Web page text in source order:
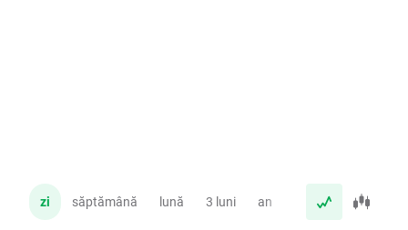
zi săptămână lună 3 luni an